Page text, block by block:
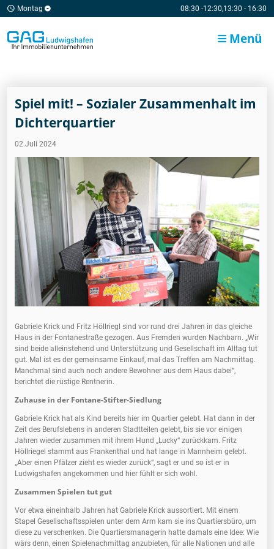
Montag 08:30 -12:30,13:30 - 16:30
Menü
Spiel mit! – Sozialer Zusammenhalt im
Dichterquartier
02.Juli 2024
Gabriele Krick und Fritz Höllriegl sind vor rund drei Jahren in das gleiche
Haus in der Fontanestraße gezogen. Aus Fremden wurden Nachbarn. „Wir
sind beide alleinstehend und Unterstützung und Gesellschaft im Alltag tut
gut. Mal ist es der gemeinsame Einkauf, mal das Treffen am Nachmittag.
Manchmal sind auch noch andere Bewohner aus dem Haus dabei“,
berichtet die rüstige Rentnerin.
Zuhause in der Fontane-Stifter-Siedlung
Gabriele Krick hat als Kind bereits hier im Quartier gelebt. Hat dann in der
Zeit des Berufslebens in anderen Stadtteilen gelebt, bis sie vor einigen
Jahren wieder zusammen mit ihrem Hund „Lucky“ zurückkam. Fritz
Höllriegel stammt aus Frankenthal und hat lange in Mannheim gelebt.
„Aber einen Pfälzer zieht es wieder zurück“, sagt er und so ist er in
Ludwigshafen angekommen und hier fühlt er sich wohl.
Zusammen Spielen tut gut
Vor etwa eineinhalb Jahren hat Gabriele Krick aussortiert. Mit einem
Stapel Gesellschaftsspielen unter dem Arm kam sie ins Quartiersbüro, um
diese zu verschenken. Die Quartiersmanagerin hatte damals eine Idee: Wie
wärs denn, einen Spielenachmittag anzubieten, für alle Nationen und alle